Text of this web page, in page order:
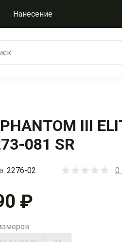
Нанесение
III
081 SR
2276-02 0
₽